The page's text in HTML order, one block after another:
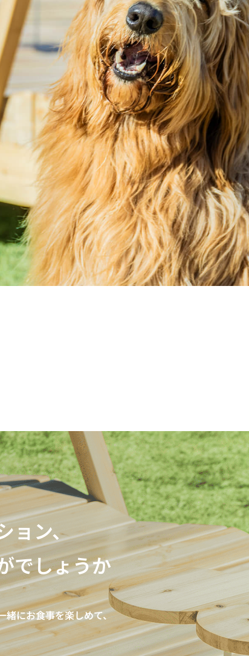
ョン、
でしょうか
にお食事を楽しめて、